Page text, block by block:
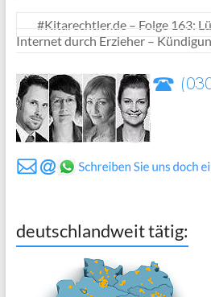
#Kitarechtler.de – Folge 163:
Internet durch Erzieher –
deutschlandweit tätig: